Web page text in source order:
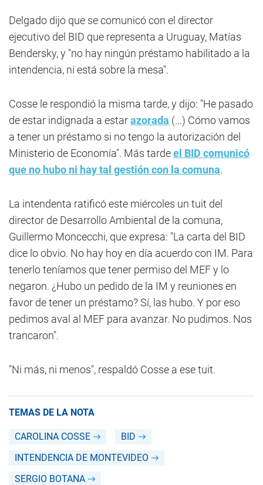
Delgado dijo que se comunicó con el director
ejecutivo del BID que representa a Uruguay, Matías
Bendersky, y "no hay ningún préstamo habilitado a la
intendencia, ni está sobre la mesa".
Cosse le respondió la misma tarde, y dijo: "He pasado
de estar indignada a estarazorada (...) Cómo vamos
a tener un préstamo si no tengo la autorización del
Ministerio de Economía". Más tardeel BID comunicó
que no hubo ni hay tal gestión con la comuna.
La intendenta ratificó este miércoles un tuit del
director de Desarrollo Ambiental de la comuna,
Guillermo Moncecchi, que expresa: "La carta del BID
dice lo obvio. No hay hoy en día acuerdo con IM. Para
tenerlo teníamos que tener permiso del MEF y lo
negaron. ¿Hubo un pedido de la IM y reuniones en
favor de tener un préstamo? Sí, las hubo. Y por eso
pedimos aval al MEF para avanzar. No pudimos. Nos
trancaron".
"Ni más, ni menos", respaldó Cosse a ese tuit.
TEMAS DE LA NOTA
CAROLINA COSSE
BID
INTENDENCIA DE MONTEVIDEO
SERGIO BOTANA